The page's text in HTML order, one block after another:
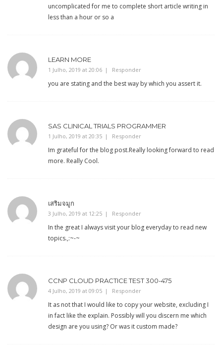
uncomplicated for me to complete short article writing in
less than a hour or so a
LEARN MORE
1 Julho, 2019 at 20:06 Responder
you are stating and the best way by which you assert it.
SAS CLINICAL TRIALS PROGRAMMER
1 Julho, 2019 at 20:35 Responder
Im grateful for the blog post.Really looking forward to read
more. Really Cool.
เสริมจมูก
3 Julho, 2019 at 12:25 Responder
In the great I always visit your blog everyday to read new
topics.,:~-~
CCNP CLOUD PRACTICE TEST 300-475
4 Julho, 2019 at 09:05 Responder
It as not that I would like to copy your website, excluding I
in fact like the explain. Possibly will you discern me which
design are you using? Or was it custom made?